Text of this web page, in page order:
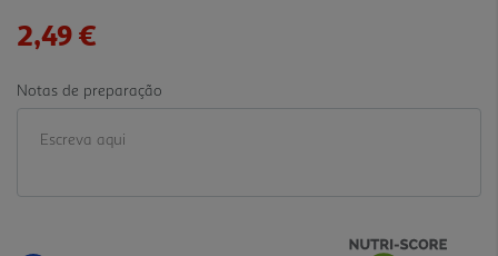
congeladas.
2,49 €
Notas de preparação